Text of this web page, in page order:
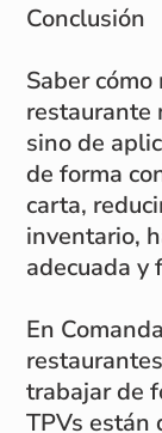
Conclusión
Saber
restaurante
sino de
de forma
carta,
inventario,
adecuada y
En
trabajar de
TPVs están